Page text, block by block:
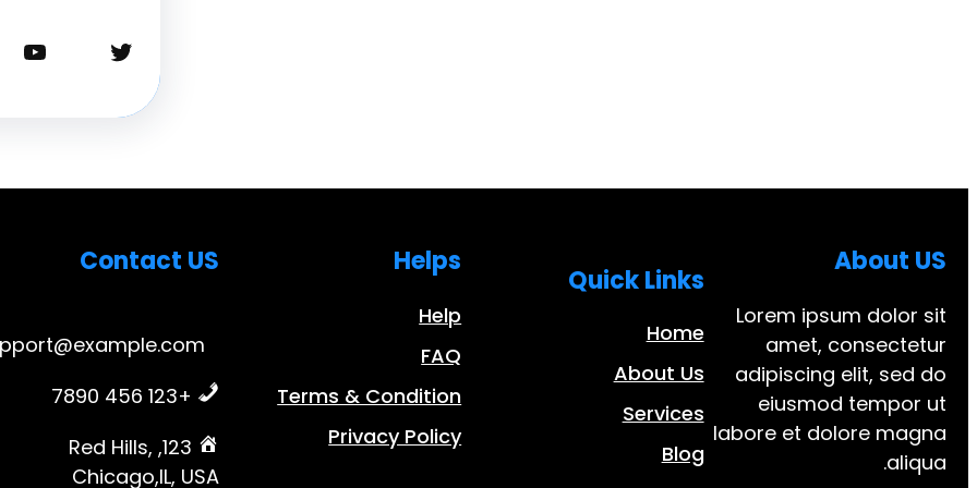
تويتر
يوتيوب
About US
Lorem ipsum dolor sit
amet, consectetur
adipiscing elit, sed do
eiusmod tempor ut
labore et dolore magna
aliqua.
Quick Links
Home
About Us
Services
Blog
Helps
Help
FAQ
Terms & Condition
Privacy Policy
Contact US
+123 456 7890
123, Red Hills,
Chicago,IL, USA